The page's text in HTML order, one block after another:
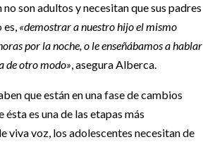
son adultos y necesitan que sus padres
es, «demostrar a nuestro hijo el mismo
por la noche, o le enseñábamos a hablar
de otro modo», asegura Alberca.
que están en una fase de cambios
es una de las etapas más
viva voz, los adolescentes necesitan de